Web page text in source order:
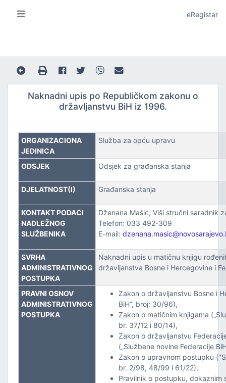
I LOKALNU SAMOUPRAVU
POSLOVE I KATASTAR NEKRETNINA
I URBANIZMA
eRegistar
Naknadni upis po Republičkom zakonu o
državljanstvu BiH iz 1996.
ORGANIZACIONA
JEDINICA
Služba za opću upravu
ODSJEK Odsjek za građanska stanja
DJELATNOST(I) Građanska stanja
KONTAKT PODACI
NADLEŽNOG
SLUŽBENIKA
Dženana Mašić, Viši stručni saradnik
Telefon: 033 492-309
E-mail:
SVRHA
ADMINISTRATIVNOG
POSTUPKA
Naknadni upis u matičnu knjigu
državljanstva Bosne i Hercegovine i
PRAVNI OSNOV
ADMINISTRATIVNOG
POSTUPKA
Zakon o državljanstvu Bosne i
BiH“, broj: 30/96),
Zakon o matičnim knjigama
br. 37/12 i 80/14),
Zakon o državljanstvu
(„Službene novine Federacije
Zakon o upravnom postupku
br. 2/98, 48/99 i 61/22),
Pravilnik o postupku, dokaznim